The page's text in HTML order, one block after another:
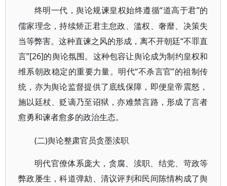
终明一代，舆论规谏皇权始终遵循“道高于君”的
儒家理念，持续矫正君主怠政、滥权、奢靡、决策失
当等弊害。这种直谏之风的形成，离不开朝廷“不罪直
言”[26]的舆论氛围。这种包容让舆论成为制约皇权和
维系朝政稳定的重要力量。明代“不杀言官”的祖制传
统，亦为舆论监督提供了底线保障，即便皇帝震怒，
施以廷杖、贬谪乃至诏狱，亦难禁言路，形成了言者
愈勇和谏者愈多的政治生态。
(二)舆论整肃官员贪墨渎职
明代官僚体系庞大，贪腐、渎职、结党、苛政等
弊政屡生，科道弹劾、清议评判和民间陈情构成了舆